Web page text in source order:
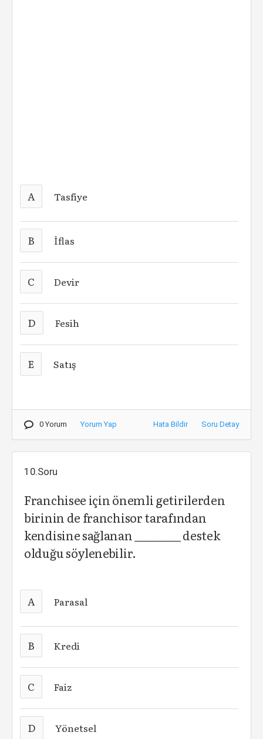
A Tasfiye
B İflas
C Devir
D Fesih
E Satış
0 Yorum Yorum Yap Hata Bildir Soru Detay
10.Soru
Franchisee için önemli getirilerden
birinin de franchisor tarafından
kendisine sağlanan _________ destek
olduğu söylenebilir.
A Parasal
B Kredi
C Faiz
D Yönetsel